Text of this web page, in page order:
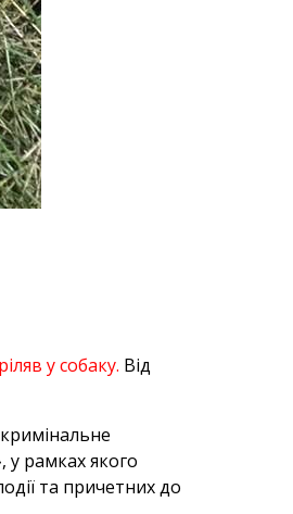
у собаку. Від
рамках якого
та причетних до